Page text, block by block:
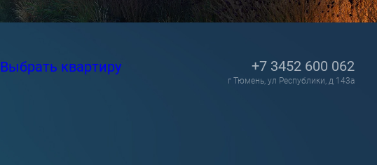
Выбрать квартиру +7 3452 600 062
г Тюмень, ул Республики, д 143а